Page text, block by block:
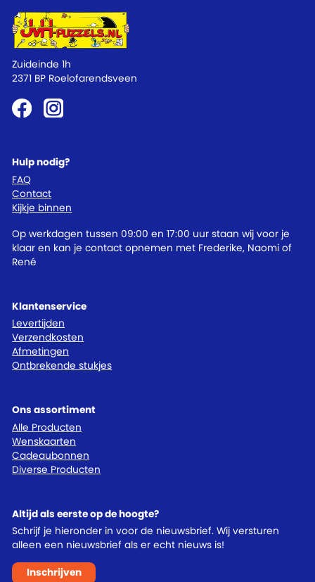
Klantenservice
Levertijden
Verzendkosten
Afmetingen
Ontbrekende stukjes
Ons assortiment
Alle Producten
Wenskaarten
Cadeaubonnen
Diverse Producten
Hulp nodig?
FAQ
Contact
Kijkje binnen
Op werkdagen tussen 09:00 en 17:00 uur staan wij voor je
klaar en kan je contact opnemen met Frederike, Naomi of
René
Zuideinde 1h
2371 BP Roelofarendsveen
Altijd als eerste op de hoogte?
Schrijf je hieronder in voor de nieuwsbrief. Wij versturen
alleen een nieuwsbrief als er echt nieuws is!
Inschrijven